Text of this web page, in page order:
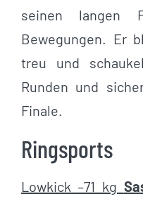
seinen langen
Bewegungen. Er
treu und
Runden und
Finale.
Ringsports
Lowkick –71 kg